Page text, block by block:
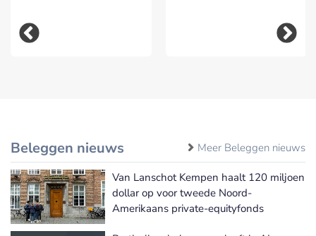
Beleggen nieuws Meer Beleggen nieuws
Van Lanschot Kempen haalt 120 miljoen
dollar op voor tweede Noord-
Amerikaans private-equityfonds